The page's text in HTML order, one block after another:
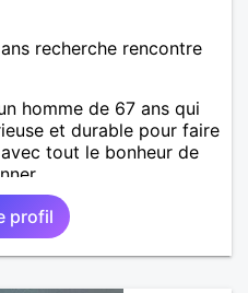
recherche rencontre
homme de 67 ans qui
et durable pour faire
tout le bonheur de
profil